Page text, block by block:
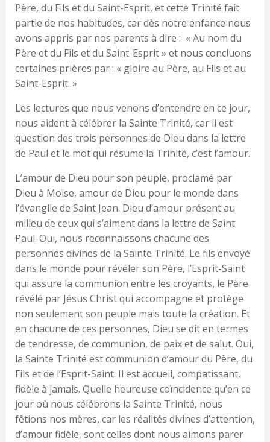
Père, du Fils et du Saint-Esprit, et cette Trinité fait
partie de nos habitudes, car dès notre enfance nous
avons appris par nos parents à dire : « Au nom du
Père et du Fils et du Saint-Esprit » et nous concluons
certaines prières par : « gloire au Père, au Fils et au
Saint-Esprit. »
Les lectures que nous venons d’entendre en ce jour,
nous aident à célébrer la Sainte Trinité, car il est
question des trois personnes de Dieu dans la lettre
de Paul et le mot qui résume la Trinité, c’est l’amour.
L’amour de Dieu pour son peuple, proclamé par
Dieu à Moïse, amour de Dieu pour le monde dans
l’évangile de Saint Jean. Dieu d’amour présent au
milieu de ceux qui s’aiment dans la lettre de Saint
Paul. Oui, nous reconnaissons chacune des
personnes divines de la Sainte Trinité. Le fils envoyé
dans le monde pour révéler son Père, l’Esprit-Saint
qui assure la communion entre les croyants, le Père
révélé par Jésus Christ qui accompagne et protège
non seulement son peuple mais toute la création. Et
en chacune de ces personnes, Dieu se dit en termes
de tendresse, de communion, de paix et de salut. Oui,
la Sainte Trinité est communion d’amour du Père, du
Fils et de l’Esprit-Saint. Il est accueil, compatissant,
fidèle à jamais. Quelle heureuse coïncidence qu’en ce
jour où nous célébrons la Sainte Trinité, nous
fêtions nos mères, car les réalités divines d’attention,
d’amour fidèle, sont celles dont nous aimons parer